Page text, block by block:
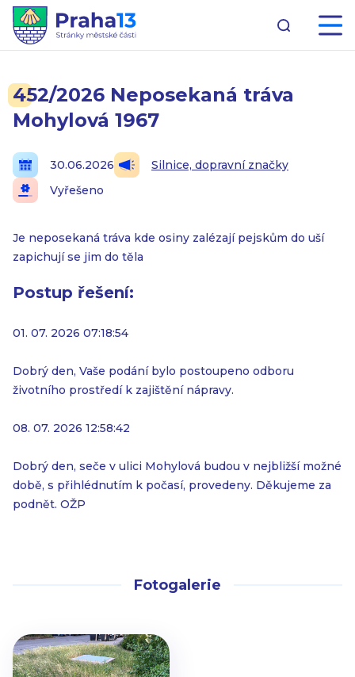
452/2026 Neposekaná tráva
Mohylová 1967
30.06.2026
Silnice, dopravní značky
Vyřešeno
Je neposekaná tráva kde osiny zalézají pejskům do uší
zapichují se jim do těla
Postup řešení:
01. 07. 2026 07:18:54
Dobrý den, Vaše podání bylo postoupeno odboru
životního prostředí k zajištění nápravy.
08. 07. 2026 12:58:42
Dobrý den, seče v ulici Mohylová budou v nejbližší možné
době, s přihlédnutím k počasí, provedeny. Děkujeme za
podnět. OŽP
Fotogalerie